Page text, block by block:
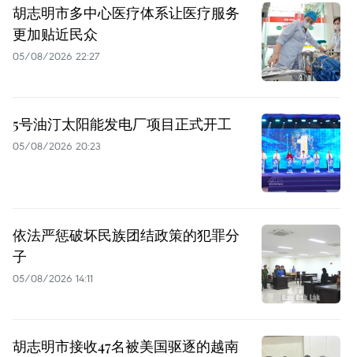
胡志明市多中心医疗体系让医疗服务
更加贴近民众
05/08/2026 22:27
5号油汀太阳能发电厂项目正式开工
05/08/2026 20:23
依法严惩破坏民族团结政策的犯罪分
子
05/08/2026 14:11
胡志明市接收47名被美国驱逐的越南